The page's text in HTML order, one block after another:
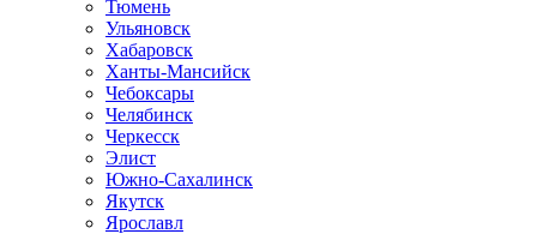
Тюмень
Ульяновск
Хабаровск
Ханты-Мансийск
Чебоксары
Челябинск
Черкесск
Элист
Южно-Сахалинск
Якутск
Ярославл